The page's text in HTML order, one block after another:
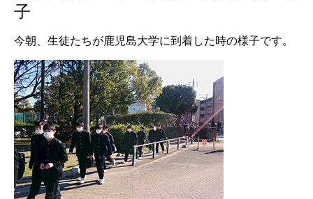
子
今朝、生徒たちが鹿児島大学に到着した時の様子です。